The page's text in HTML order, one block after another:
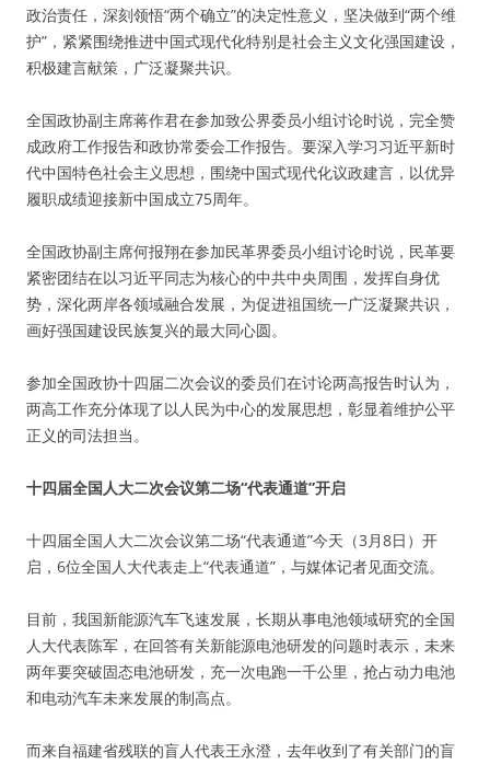
政治责任，深刻领悟“两个确立”的决定性意义，坚决做到“两个维
护”，紧紧围绕推进中国式现代化特别是社会主义文化强国建设，
积极建言献策，广泛凝聚共识。
全国政协副主席蒋作君在参加致公界委员小组讨论时说，完全赞
成政府工作报告和政协常委会工作报告。要深入学习习近平新时
代中国特色社会主义思想，围绕中国式现代化议政建言，以优异
履职成绩迎接新中国成立75周年。
全国政协副主席何报翔在参加民革界委员小组讨论时说，民革要
紧密团结在以习近平同志为核心的中共中央周围，发挥自身优
势，深化两岸各领域融合发展，为促进祖国统一广泛凝聚共识，
画好强国建设民族复兴的最大同心圆。
参加全国政协十四届二次会议的委员们在讨论两高报告时认为，
两高工作充分体现了以人民为中心的发展思想，彰显着维护公平
正义的司法担当。
十四届全国人大二次会议第二场“代表通道”开启
十四届全国人大二次会议第二场“代表通道”今天（3月8日）开
启，6位全国人大代表走上“代表通道”，与媒体记者见面交流。
目前，我国新能源汽车飞速发展，长期从事电池领域研究的全国
人大代表陈军，在回答有关新能源电池研发的问题时表示，未来
两年要突破固态电池研发，充一次电跑一千公里，抢占动力电池
和电动汽车未来发展的制高点。
而来自福建省残联的盲人代表王永澄，去年收到了有关部门的盲